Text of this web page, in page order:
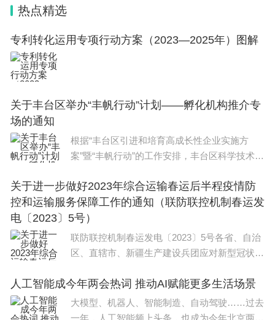
热点精选
专利转化运用专项行动方案（2023—2025年）图解
关于丰台区举办“丰帆行动”计划——孵化机构推介专
场的通知
根据“丰台区引进和培育高成长性企业实施方
案”暨“丰帆行动”的工作安排，丰台区科学技术和
列高成长性企业培育活动。兹定于11月30日
（周四）举办
关于进一步做好2023年综合运输春运后半程疫情防
控和运输服务保障工作的通知（联防联控机制春运发
电〔2023〕5号）
联防联控机制春运发电〔2023〕5号各省、自治
区、直辖市、新疆生产建设兵团应对新型冠状病
运工作专班：当前正值春运返程高峰，营业性客
运量和高
人工智能成今年两会热词 推动AI赋能更多生活场景
大模型、机器人、智能制造、自动驾驶……过去